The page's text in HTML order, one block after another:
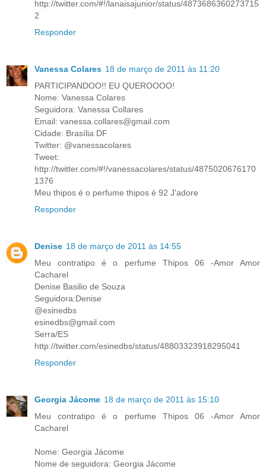
http://twitter.com/#!/lanaisajunior/status/4873686360273715
2
Responder
Vanessa Colares 18 de março de 2011 às 11:20
PARTICIPANDOO!! EU QUEROOOO!
Nome: Vanessa Colares
Seguidora: Vanessa Collares
Email: vanessa.collares@gmail.com
Cidade: Brasília DF
Twitter: @vanessacolares
Tweet:
http://twitter.com/#!/vanessacolares/status/4875020676170
1376
Meu thipos é o perfume thipos é 92 J'adore
Responder
Denise 18 de março de 2011 às 14:55
Meu contratipo é o perfume Thipos 06 -Amor Amor
Cacharel
Denise Basilio de Souza
Seguidora:Denise
@esinedbs
esinedbs@gmail.com
Serra/ES
http://twitter.com/esinedbs/status/48803323918295041
Responder
Georgia Jácome 18 de março de 2011 às 15:10
Meu contratipo é o perfume Thipos 06 -Amor Amor
Cacharel
Nome: Georgia Jácome
Nome de seguidora: Georgia Jácome